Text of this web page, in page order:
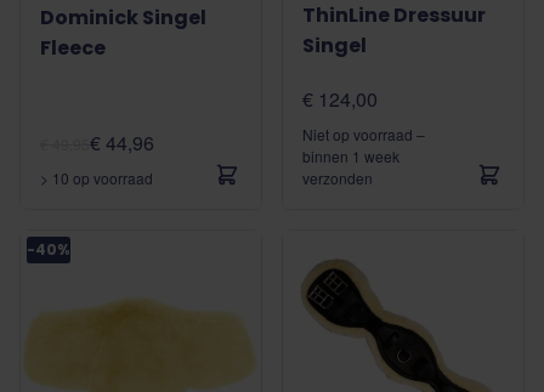
Dominick Singel
Fleece
€ 44,96
> 10 op voorraad
ThinLine Dressuur
Singel
€ 124,00
Niet op voorraad –
binnen 1 week
verzonden
-40%